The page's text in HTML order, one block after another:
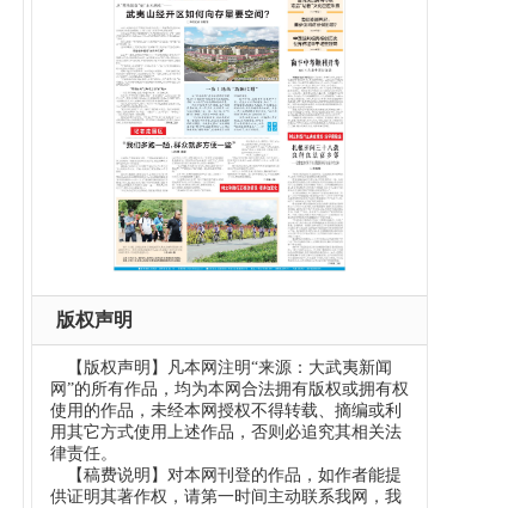
版权声明
【版权声明】凡本网注明“来源：大武夷新闻
网”的所有作品，均为本网合法拥有版权或拥有权
使用的作品，未经本网授权不得转载、摘编或利
用其它方式使用上述作品，否则必追究其相关法
律责任。
【稿费说明】对本网刊登的作品，如作者能提
供证明其著作权，请第一时间主动联系我网，我